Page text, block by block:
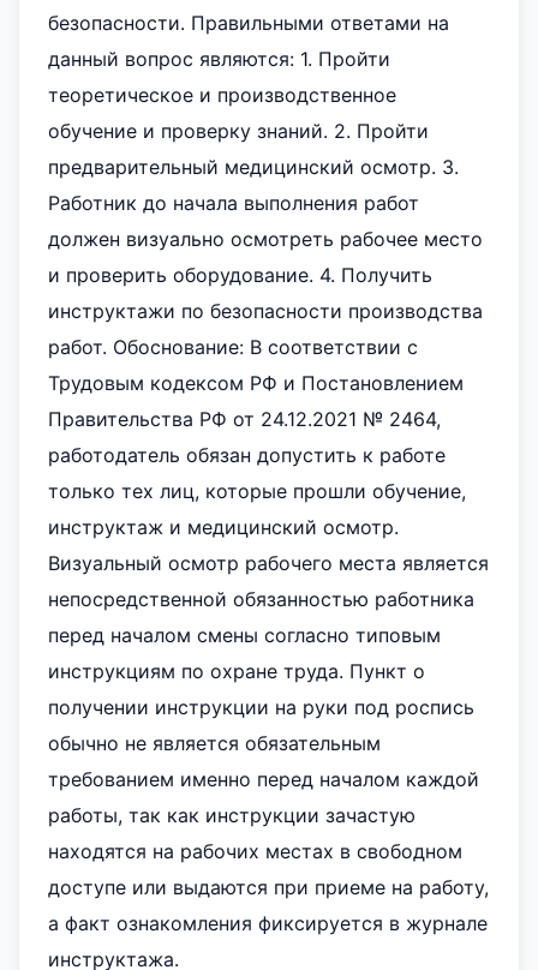
безопасности. Правильными ответами на
данный вопрос являются: 1. Пройти
теоретическое и производственное
обучение и проверку знаний. 2. Пройти
предварительный медицинский осмотр. 3.
Работник до начала выполнения работ
должен визуально осмотреть рабочее место
и проверить оборудование. 4. Получить
инструктажи по безопасности производства
работ. Обоснование: В соответствии с
Трудовым кодексом РФ и Постановлением
Правительства РФ от 24.12.2021 № 2464,
работодатель обязан допустить к работе
только тех лиц, которые прошли обучение,
инструктаж и медицинский осмотр.
Визуальный осмотр рабочего места является
непосредственной обязанностью работника
перед началом смены согласно типовым
инструкциям по охране труда. Пункт о
получении инструкции на руки под роспись
обычно не является обязательным
требованием именно перед началом каждой
работы, так как инструкции зачастую
находятся на рабочих местах в свободном
доступе или выдаются при приеме на работу,
а факт ознакомления фиксируется в журнале
инструктажа.